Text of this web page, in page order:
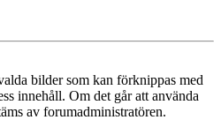
bilder som kan förknippas med
innehåll. Om det går att använda
av forumadministratören.